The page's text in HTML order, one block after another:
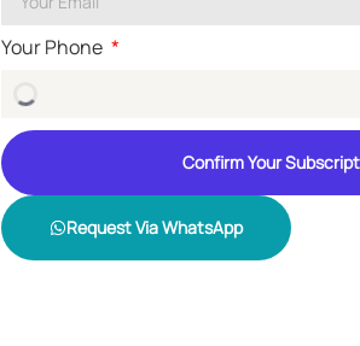
Your Phone
Confirm Your
Request Via WhatsApp